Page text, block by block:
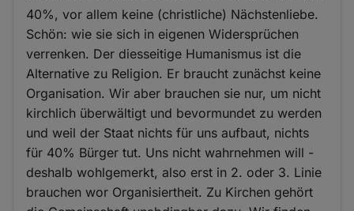
40%, vor allem keine (christliche) Nächstenliebe.
Schön: wie sie sich in eigenen Widersprüchen
verrenken. Der diesseitige Humanismus ist die
Alternative zu Religion. Er braucht zunächst keine
Organisation. Wir aber brauchen sie nur, um nicht
kirchlich überwältigt und bevormundet zu werden
und weil der Staat nichts für uns aufbaut, nichts
für 40% Bürger tut. Uns nicht wahrnehmen will -
deshalb wohlgemerkt, also erst in 2. oder 3. Linie
brauchen wor Organisiertheit. Zu Kirchen gehört